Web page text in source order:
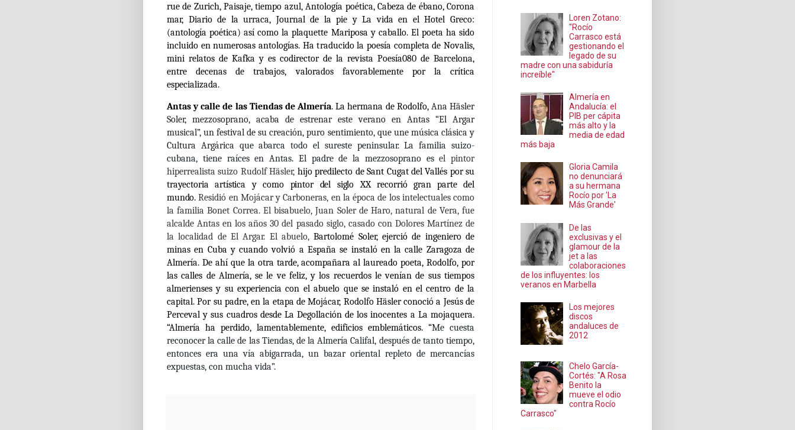
rue de Zurich, Paisaje, tiempo azul, Antología poética, Cabeza de ébano, Corona
mar, Diario de la urraca, Journal de la pie y La vida en el Hotel Greco:
(antología poética) así como la plaquette Mariposa y caballo. El poeta ha sido
incluido en numerosas antologías. Ha traducido la poesía completa de Novalis,
mini relatos de Kafka y es codirector de la revista Poesía080 de Barcelona,
entre decenas de trabajos, valorados favorablemente por la crítica
especializada.
Antas y calle de las Tiendas de Almería. La hermana de Rodolfo, Ana Häsler
Soler, mezzosoprano, acaba de estrenar este verano en Antas “El Argar
musical”, un festival de su creación, puro sentimiento, que une música clásica y
Cultura Argárica que abarca todo el sureste peninsular. La familia suizo-
cubana, tiene raíces en Antas. El padre de la mezzosoprano esel pintor
hiperrealista suizo Rudolf Häsler, hijo predilecto de Sant Cugat del Vallés porsu
trayectoria artística y como pintor del siglo XX recorrió gran parte del
mundo.Residió en Mojácar y Carboneras, en la época de los intelectuales como
la familia Bonet Correa. El bisabuelo, Juan Soler de Haro, natural de Vera, fue
alcalde Antas en los años 30 del pasado siglo, casado con Dolores Martínez de
la localidad de El Argar. El abuelo,Bartolomé Soler, ejerció de ingeniero de
minas en Cuba y cuando volvió a España se instaló en la calle Zaragoza de
Almería. De ahí que la otra tarde, acompañara al laureado poeta, Rodolfo, por
las calles de Almería, se le ve feliz, y los recuerdos le venían de sus tiempos
almerienses y su experiencia con el abuelo que se instaló en el centro de la
capital. Por su padre, en la etapa de Mojácar, Rodolfo Häsler conoció a Jesús de
Perceval y sus cuadros desde La Degollación de los inocentes a La mojaquera.
“Almería ha perdido, lamentablemente, edificios emblemáticos. “Me cuesta
reconocer la calle de las Tiendas, de la Almería Califal, después de tanto tiempo,
entonces era una vía abigarrada, un bazar oriental repleto de mercancías
expuestas, con mucha vida”.
Loren Zotano:
"Rocío
Carrasco está
gestionando el
legado de su
madre con una sabiduría
increíble"
Almería en
Andalucía: el
PIB per cápita
más alto y la
media de edad
más baja
Gloria Camila
no denunciará
a su hermana
Rocío por 'La
Más Grande'
De las
exclusivas y el
glamour de la
jet a las
colaboraciones
de los influyentes: los
veranos en Marbella
Los mejores
discos
andaluces de
2012
Chelo García-
Cortés: "A Rosa
Benito la
mueve el odio
contra Rocío
Carrasco"